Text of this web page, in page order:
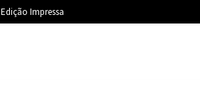
Edição Impressa